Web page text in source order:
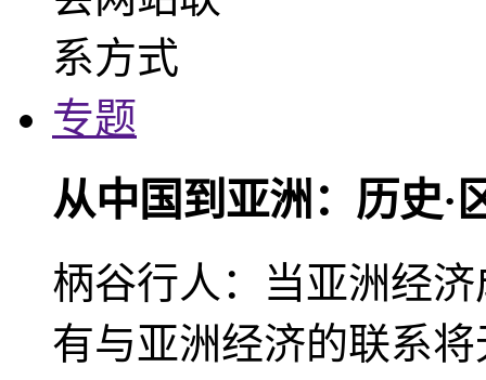
专题
从中国到亚洲：历史·
柄谷行人：当亚洲经
有与亚洲经济的联系